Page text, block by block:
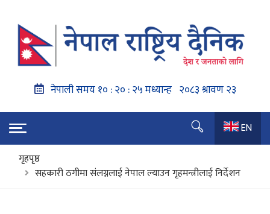
EN
गृहपृष्ठ
सहकारी ठगीमा संलग्नलाई नेपाल ल्याउन गृहमन्त्रीलाई निर्देशन